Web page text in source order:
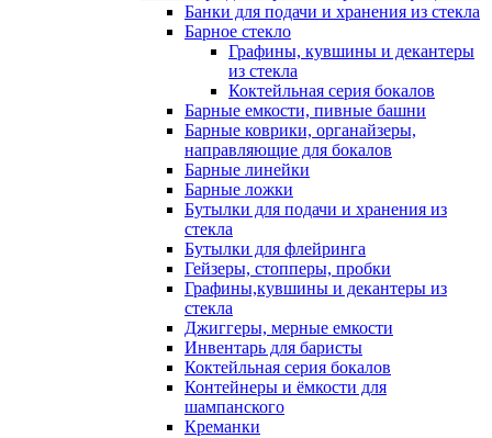
Банки для подачи и хранения из стекла
Барное стекло
Графины, кувшины и декантеры
из стекла
Коктейльная серия бокалов
Барные емкости, пивные башни
Барные коврики, органайзеры,
направляющие для бокалов
Барные линейки
Барные ложки
Бутылки для подачи и хранения из
стекла
Бутылки для флейринга
Гейзеры, стопперы, пробки
Графины,кувшины и декантеры из
стекла
Джиггеры, мерные емкости
Инвентарь для баристы
Коктейльная серия бокалов
Контейнеры и ёмкости для
шампанского
Креманки